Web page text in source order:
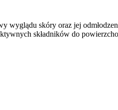
wyglądu skóry oraz jej
składników do